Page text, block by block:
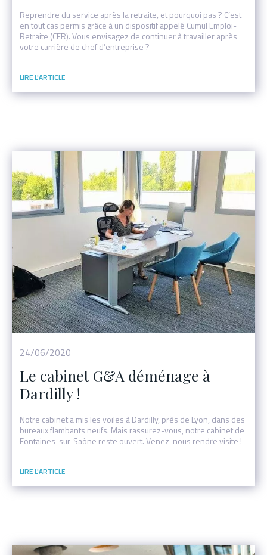
Reprendre du service après la retraite, et pourquoi pas ? C’est
en tout cas permis grâce à un dispositif appelé Cumul Emploi-
Retraite (CER). Vous envisagez de continuer à travailler après
votre carrière de chef d’entreprise ?
Événement
24/06/2020
Le cabinet G&A déménage à
Dardilly !
Notre cabinet a mis les voiles à Dardilly, près de Lyon, dans des
bureaux flambants neufs. Mais rassurez-vous, notre cabinet de
Fontaines-sur-Saône reste ouvert. Venez-nous rendre visite !